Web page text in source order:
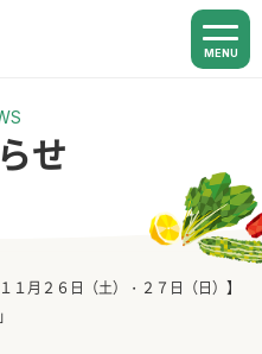
MENU
せ
１１月２６日（土）・２７日（日）】